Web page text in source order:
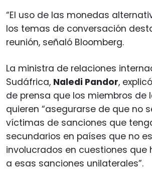
“El uso de las monedas
los temas de conversación
reunión, señaló Bloomberg.
La ministra de relaciones
Sudáfrica, Naledi Pandor,
de prensa que los miembros de
quieren “asegurarse de que no
víctimas de sanciones que
secundarios en países que no
involucrados en cuestiones que
a esas sanciones unilaterales”.